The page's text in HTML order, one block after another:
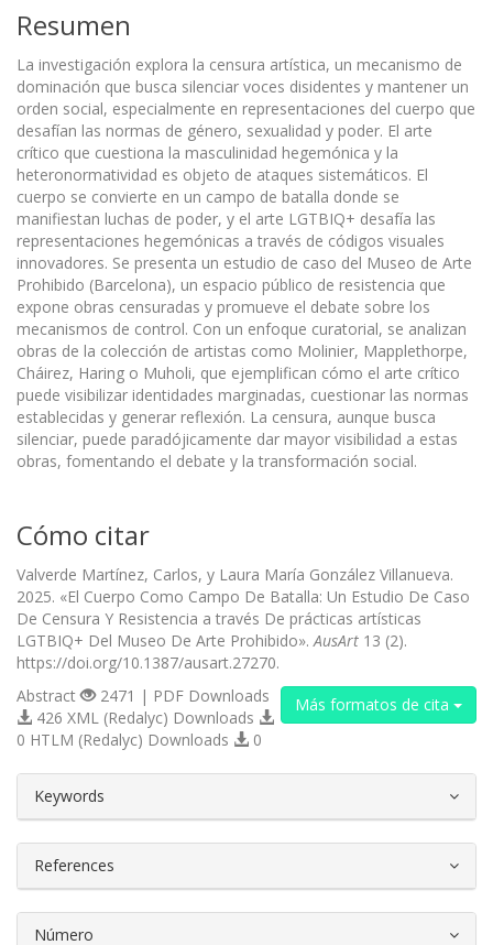
Resumen
La investigación explora la censura artística, un mecanismo de
dominación que busca silenciar voces disidentes y mantener un
orden social, especialmente en representaciones del cuerpo que
desafían las normas de género, sexualidad y poder. El arte
crítico que cuestiona la masculinidad hegemónica y la
heteronormatividad es objeto de ataques sistemáticos. El
cuerpo se convierte en un campo de batalla donde se
manifiestan luchas de poder, y el arte LGTBIQ+ desafía las
representaciones hegemónicas a través de códigos visuales
innovadores. Se presenta un estudio de caso del Museo de Arte
Prohibido (Barcelona), un espacio público de resistencia que
expone obras censuradas y promueve el debate sobre los
mecanismos de control. Con un enfoque curatorial, se analizan
obras de la colección de artistas como Molinier, Mapplethorpe,
Cháirez, Haring o Muholi, que ejemplifican cómo el arte crítico
puede visibilizar identidades marginadas, cuestionar las normas
establecidas y generar reflexión. La censura, aunque busca
silenciar, puede paradójicamente dar mayor visibilidad a estas
obras, fomentando el debate y la transformación social.
Cómo citar
Valverde Martínez, Carlos, y Laura María González Villanueva.
2025. «El Cuerpo Como Campo De Batalla: Un Estudio De Caso
De Censura Y Resistencia a través De prácticas artísticas
LGTBIQ+ Del Museo De Arte Prohibido». AusArt 13 (2).
https://doi.org/10.1387/ausart.27270.
Más formatos de cita
Abstract
2471 | PDF Downloads
426 XML (Redalyc) Downloads
0 HTLM (Redalyc) Downloads
0
Keywords
References
Número